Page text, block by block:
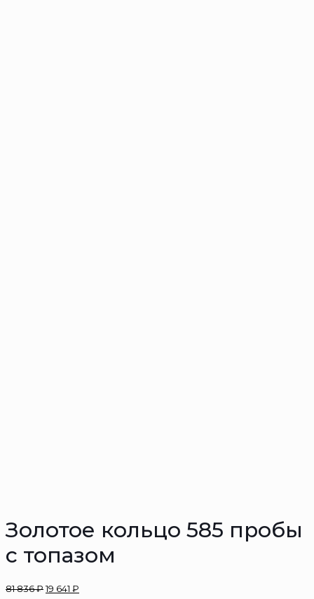
Золотое кольцо 585 пробы
с топазом
81 836₽19 641 ₽